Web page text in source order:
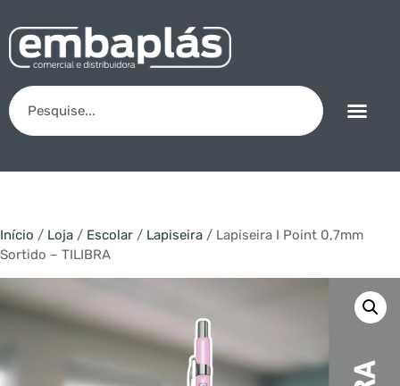
Início / Loja / Escolar / Lapiseira / Lapiseira I Point 0,7mm
Sortido – TILIBRA